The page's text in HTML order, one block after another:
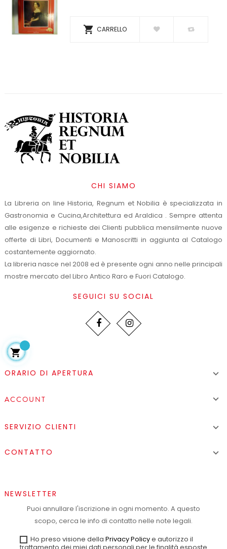
 CARRELLO
CHI SIAMO
La Libreria on line Historia, Regnum et Nobilia è specializzata in
Gastronomia e Cucina,Architettura ed Araldica . Sempre attenta
alle esigenze e richieste dei Clienti pubblica mensilmente nuove
offerte di Libri, Documenti e Manoscritti in aggiunta al Catalogo
costantemente aggiornato.
La libreria nasce nel 2008 ed è presente ogni anno nelle principali
mostre mercato del Libro Antico Raro e Fuori Catalogo.
SEGUICI SU SOCIAL
ORARIO DI APERTURA 
ACCOUNT 
SERVIZIO CLIENTI 
CONTATTO 
NEWSLETTER
Puoi annullare l'iscrizione in ogni momento. A questo
scopo, cerca le info di contatto nelle note legali.
Ho preso visione della Privacy Policye autorizzo il
trattamento dei miei dati personali per le finalità esposte
